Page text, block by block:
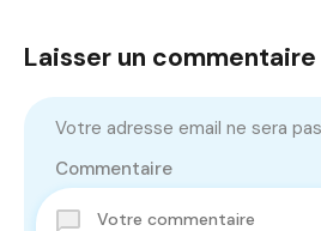
Laisser un commentaire
Votre adresse email ne sera
Commentaire